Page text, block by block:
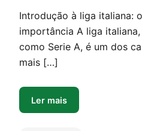
Introdução à liga italiana:
importância A liga
como Serie A, é um dos
mais […]
Ler mais